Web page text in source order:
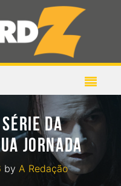
DA
JORNADA
by A Redação